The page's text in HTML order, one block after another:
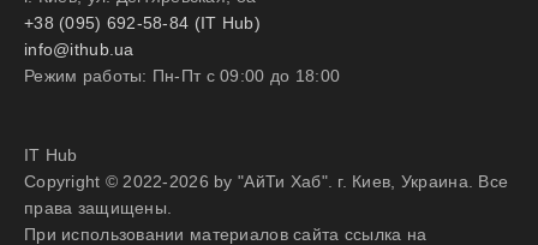
+38 (095) 692-58-84 (IT Hub)
info@ithub.ua
Режим работы: Пн-Пт с 09:00 до 18:00
IT Hub
Copyright © 2022-2026 by "АйТи Хаб". г. Киев, Украина. Все
права защищены.
При использовании материалов сайта ссылка на